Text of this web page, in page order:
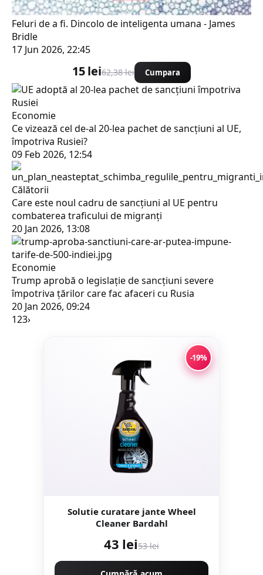
Feluri de a fi. Dincolo de inteligenta umana - James
Bridle
17 Jun 2026, 22:45
15 lei62,38 lei Cumpara
Economie
Ce vizează cel de-al 20-lea pachet de sancțiuni al UE,
împotriva Rusiei?
09 Feb 2026, 12:54
Călătorii
Care este noul cadru de sancțiuni al UE pentru
combaterea traficului de migranți
20 Jan 2026, 13:08
Economie
Trump aprobă o legislaţie de sancțiuni severe
împotriva ţărilor care fac afaceri cu Rusia
20 Jan 2026, 09:24
123›
-19%
Solutie curatare jante Wheel
Cleaner Bardahl
43 lei53 lei